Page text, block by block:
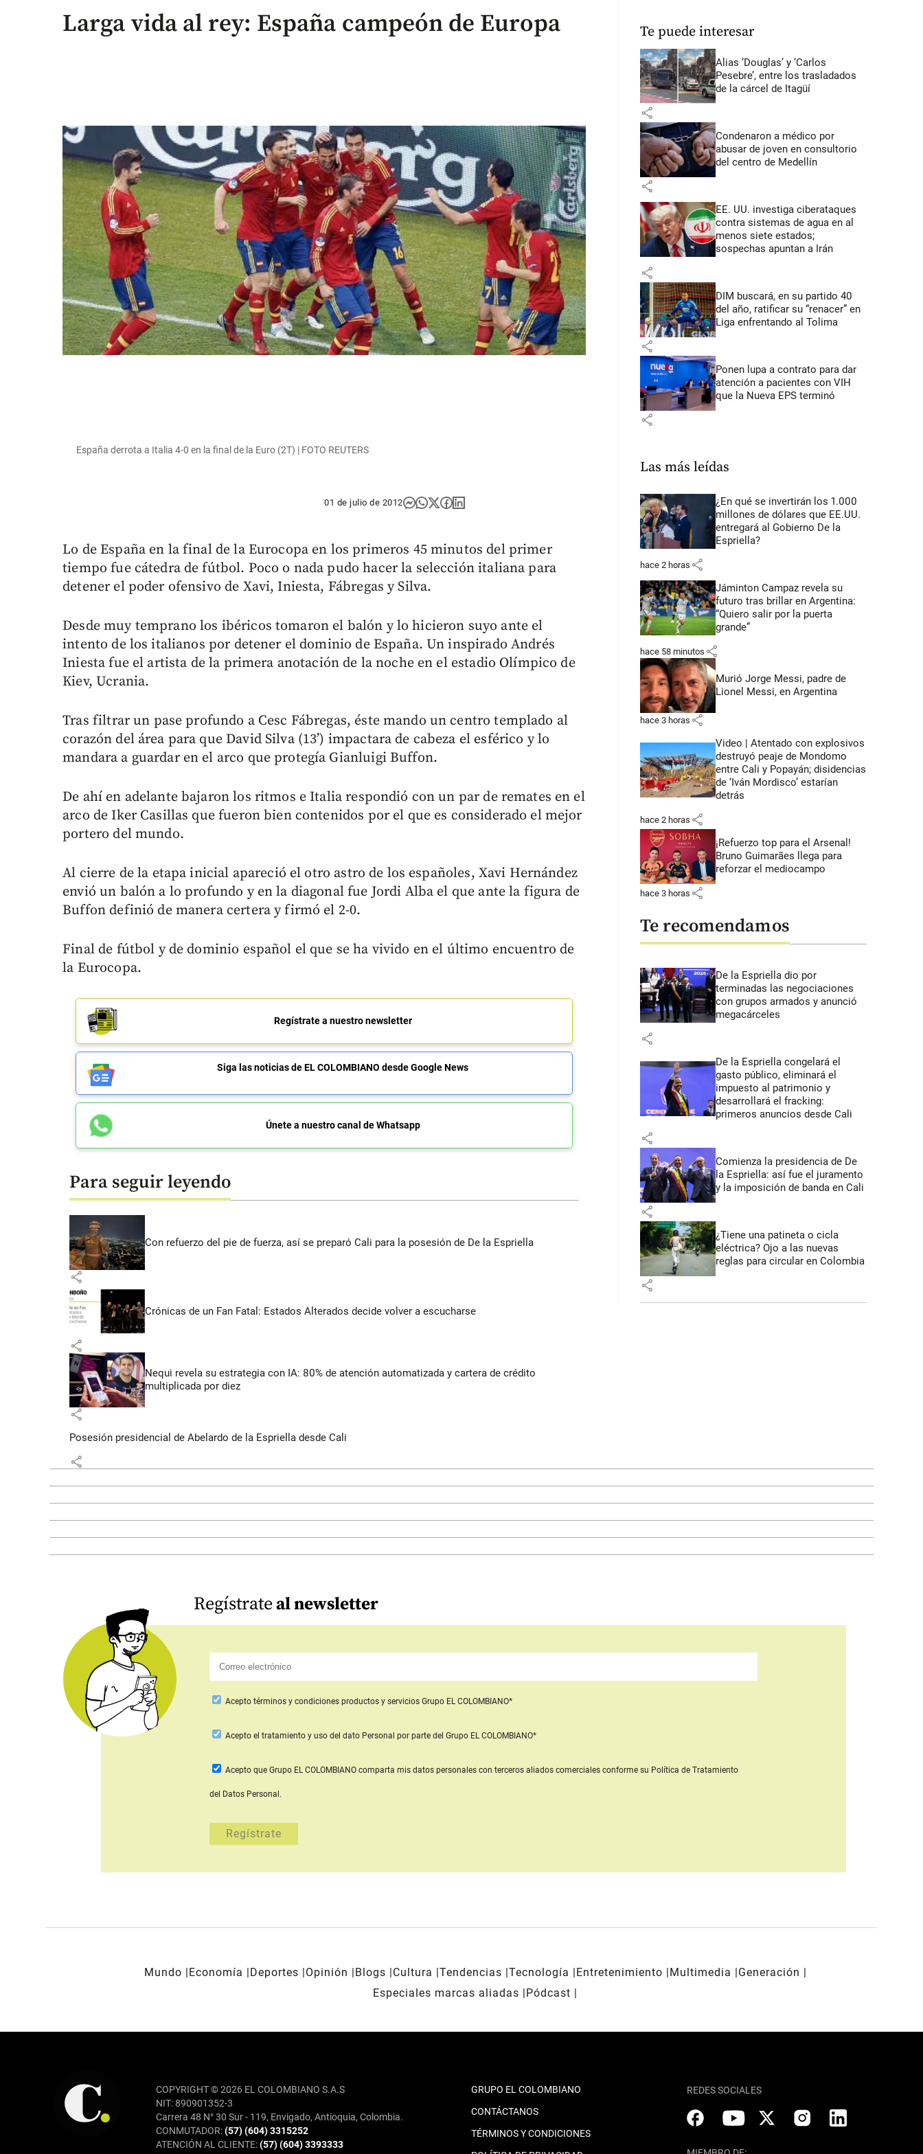
Larga vida al rey: España campeón de Europa
España derrota a Italia 4-0 en la final de la Euro (2T) | FOTO REUTERS
01 de julio de 2012
Lo de España en la final de la Eurocopa en los primeros 45 minutos del primer
tiempo fue cátedra de fútbol. Poco o nada pudo hacer la selección italiana para
detener el poder ofensivo de Xavi, Iniesta, Fábregas y Silva.
Desde muy temprano los ibéricos tomaron el balón y lo hicieron suyo ante el
intento de los italianos por detener el dominio de España. Un inspirado Andrés
Iniesta fue el artista de la primera anotación de la noche en el estadio Olímpico de
Kiev, Ucrania.
Tras filtrar un pase profundo a Cesc Fábregas, éste mando un centro templado al
corazón del área para que David Silva (13’) impactara de cabeza el esférico y lo
mandara a guardar en el arco que protegía Gianluigi Buffon.
De ahí en adelante bajaron los ritmos e Italia respondió con un par de remates en el
arco de Iker Casillas que fueron bien contenidos por el que es considerado el mejor
portero del mundo.
Al cierre de la etapa inicial apareció el otro astro de los españoles, Xavi Hernández
envió un balón a lo profundo y en la diagonal fue Jordi Alba el que ante la figura de
Buffon definió de manera certera y firmó el 2-0.
Final de fútbol y de dominio español el que se ha vivido en el último encuentro de
la Eurocopa.
Regístrate a nuestro newsletter
Siga las noticias de EL COLOMBIANO desde Google News
Únete a nuestro canal de Whatsapp
Para seguir leyendo
Con refuerzo del pie de fuerza, así se preparó Cali para la posesión de De la Espriella
share
Crónicas de un Fan Fatal: Estados Alterados decide volver a escucharse
share
Nequi revela su estrategia con IA: 80% de atención automatizada y cartera de crédito
multiplicada por diez
share
Posesión presidencial de Abelardo de la Espriella desde Cali
share
Te puede interesar
Alias ‘Douglas’ y ‘Carlos
Pesebre’, entre los trasladados
de la cárcel de Itagüí
share
Condenaron a médico por
abusar de joven en consultorio
del centro de Medellín
share
EE. UU. investiga ciberataques
contra sistemas de agua en al
menos siete estados;
sospechas apuntan a Irán
share
DIM buscará, en su partido 40
del año, ratificar su “renacer” en
Liga enfrentando al Tolima
share
Ponen lupa a contrato para dar
atención a pacientes con VIH
que la Nueva EPS terminó
share
Las más leídas
¿En qué se invertirán los 1.000
millones de dólares que EE.UU.
entregará al Gobierno De la
Espriella?
hace 2 horas share
Jáminton Campaz revela su
futuro tras brillar en Argentina:
“Quiero salir por la puerta
grande”
hace 58 minutos share
Murió Jorge Messi, padre de
Lionel Messi, en Argentina
hace 3 horas share
Video | Atentado con explosivos
destruyó peaje de Mondomo
entre Cali y Popayán; disidencias
de ‘Iván Mordisco’ estarían
detrás
hace 2 horas share
¡Refuerzo top para el Arsenal!
Bruno Guimarães llega para
reforzar el mediocampo
hace 3 horas share
Te recomendamos
De la Espriella dio por
terminadas las negociaciones
con grupos armados y anunció
megacárceles
share
De la Espriella congelará el
gasto público, eliminará el
impuesto al patrimonio y
desarrollará el fracking:
primeros anuncios desde Cali
share
Comienza la presidencia de De
la Espriella: así fue el juramento
y la imposición de banda en Cali
share
¿Tiene una patineta o cicla
eléctrica? Ojo a las nuevas
reglas para circular en Colombia
share
Regístrateal newsletter
Acepto términos y condiciones productos y servicios Grupo EL COLOMBIANO*
Aceptoel tratamiento y uso del dato Personal por parte del Grupo EL COLOMBIANO*
Acepto que Grupo EL COLOMBIANO comparta mis datos personales con terceros aliados comercialesconforme su Política de Tratamiento
del Datos Personal.
Mundo Economía Deportes Opinión Blogs Cultura Tendencias Tecnología Entretenimiento Multimedia
Generación
Especiales marcas aliadas
Pódcast
COPYRIGHT © 2026 EL COLOMBIANO S.A.S
NIT: 890901352-3
Carrera 48 N° 30 Sur - 119, Envigado, Antioquia, Colombia.
CONMUTADOR:(57) (604) 3315252
ATENCIÓN AL CLIENTE:(57) (604) 3393333
GRUPO EL COLOMBIANO
CONTÁCTANOS
TÉRMINOS Y CONDICIONES
REDES SOCIALES